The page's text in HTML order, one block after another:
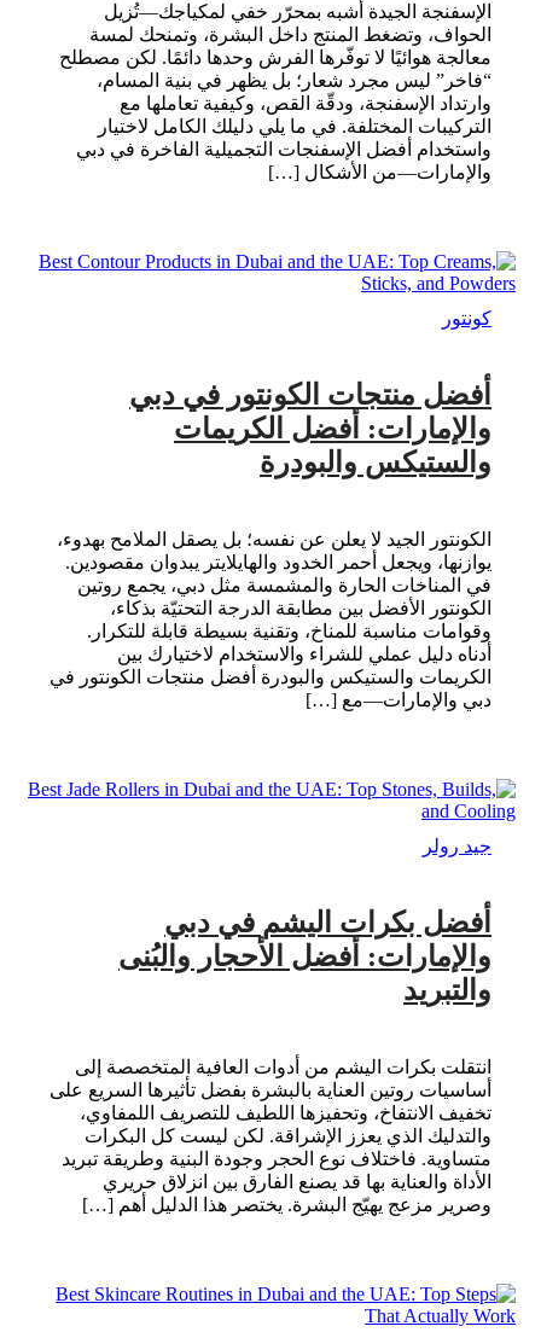
الإسفنجة الجيدة أشبه بمحرّر خفي لمكياجك—تُزيل
الحواف، وتضغط المنتج داخل البشرة، وتمنحك لمسة
معالجة هوائيًا لا توفّرها الفرش وحدها دائمًا. لكن مصطلح
“فاخر” ليس مجرد شعار؛ بل يظهر في بنية المسام،
وارتداد الإسفنجة، ودقّة القص، وكيفية تعاملها مع
التركيبات المختلفة. في ما يلي دليلك الكامل لاختيار
واستخدام أفضل الإسفنجات التجميلية الفاخرة في دبي
والإمارات—من الأشكال […]
كونتور
أفضل منتجات الكونتور في دبي
والإمارات: أفضل الكريمات
والستيكس والبودرة
الكونتور الجيد لا يعلن عن نفسه؛ بل يصقل الملامح بهدوء،
يوازنها، ويجعل أحمر الخدود والهايلايتر يبدوان مقصودين.
في المناخات الحارة والمشمسة مثل دبي، يجمع روتين
الكونتور الأفضل بين مطابقة الدرجة التحتيّة بذكاء،
وقوامات مناسبة للمناخ، وتقنية بسيطة قابلة للتكرار.
أدناه دليل عملي للشراء والاستخدام لاختيارك بين
الكريمات والستيكس والبودرة أفضل منتجات الكونتور في
دبي والإمارات—مع […]
جيد رولر
أفضل بكرات اليشم في دبي
والإمارات: أفضل الأحجار والبُنى
والتبريد
انتقلت بكرات اليشم من أدوات العافية المتخصصة إلى
أساسيات روتين العناية بالبشرة بفضل تأثيرها السريع على
تخفيف الانتفاخ، وتحفيزها اللطيف للتصريف اللمفاوي،
والتدليك الذي يعزز الإشراقة. لكن ليست كل البكرات
متساوية. فاختلاف نوع الحجر وجودة البنية وطريقة تبريد
الأداة والعناية بها قد يصنع الفارق بين انزلاق حريري
وصرير مزعج يهيّج البشرة. يختصر هذا الدليل أهم […]